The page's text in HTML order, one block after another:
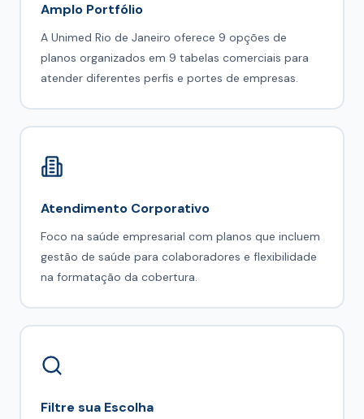
Amplo Portfólio
A Unimed Rio de Janeiro oferece 9 opções de
planos organizados em 9 tabelas comerciais para
atender diferentes perfis e portes de empresas.
Atendimento Corporativo
Foco na saúde empresarial com planos que incluem
gestão de saúde para colaboradores e flexibilidade
na formatação da cobertura.
Filtre sua Escolha